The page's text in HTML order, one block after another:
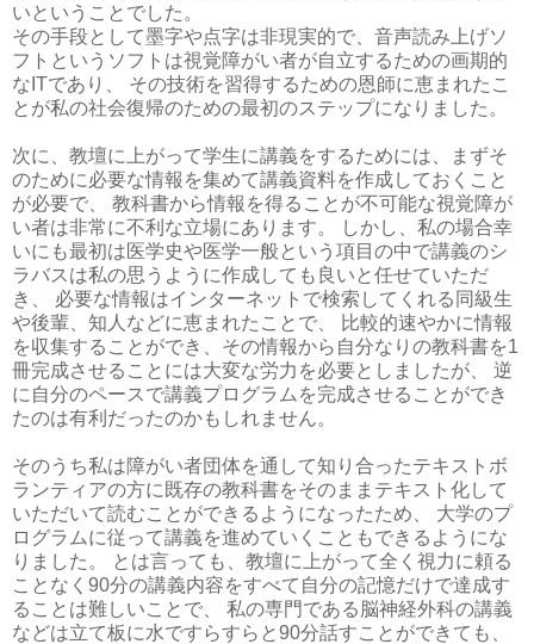
いということでした。
その手段として墨字や点字は非現実的で、音声読み上げソ
フトというソフトは視覚障がい者が自立するための画期的
なITであり、 その技術を習得するための恩師に恵まれたこ
とが私の社会復帰のための最初のステップになりました。
次に、教壇に上がって学生に講義をするためには、まずそ
のために必要な情報を集めて講義資料を作成しておくこと
が必要で、 教科書から情報を得ることが不可能な視覚障が
い者は非常に不利な立場にあります。 しかし、私の場合幸
いにも最初は医学史や医学一般という項目の中で講義のシ
ラバスは私の思うように作成しても良いと任せていただ
き、 必要な情報はインターネットで検索してくれる同級生
や後輩、知人などに恵まれたことで、 比較的速やかに情報
を収集することができ、その情報から自分なりの教科書を1
冊完成させることには大変な労力を必要としましたが、 逆
に自分のペースで講義プログラムを完成させることができ
たのは有利だったのかもしれません。
そのうち私は障がい者団体を通して知り合ったテキストボ
ランティアの方に既存の教科書をそのままテキスト化して
いただいて読むことができるようになったため、 大学のプ
ログラムに従って講義を進めていくこともできるようにな
りました。 とは言っても、教壇に上がって全く視力に頼る
ことなく90分の講義内容をすべて自分の記憶だけで達成す
ることは難しいことで、 私の専門である脳神経外科の講義
などは立て板に水ですらすらと90分話すことができても、